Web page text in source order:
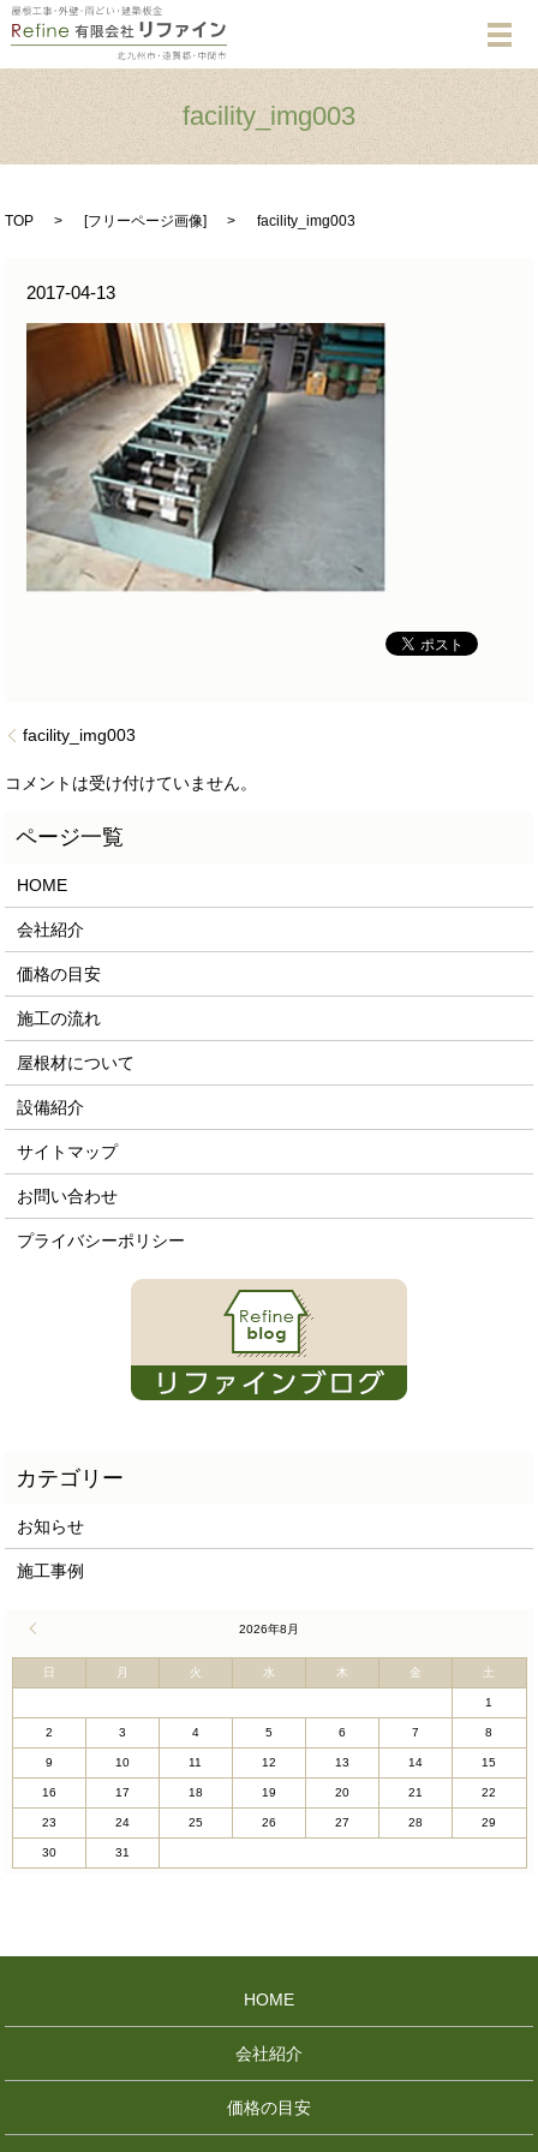
メ
facility_img003
TOP [フリーページ画像] facility_img003
2017-04-13
facility_img003
コメントは受け付けていません。
HOME
会社紹介
価格の目安
施工の流れ
屋根材について
設備紹介
サイトマップ
お問い合わせ
プライバシーポリシー
お知らせ
施工事例
2026年8月
日 月 火 水 木 金 土
1
2 3 4 5 6 7 8
9 10 11 12 13 14 15
16 17 18 19 20 21 22
23 24 25 26 27 28 29
30 31
HOME
会社紹介
価格の目安